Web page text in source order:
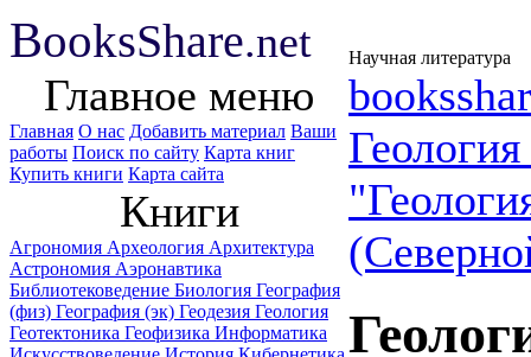
BooksShare.net Научная литература
Главное меню
Главная О нас Добавить материал Ваши
работы Поиск по сайту Карта книг
Купить книги Карта сайта
Книги
Агрономия Археология Архитектура
Астрономия Аэронавтика
Библиотековедение Биология География
(физ) География (эк) Геодезия Геология
Геотектоника Геофизика Информатика
Геология